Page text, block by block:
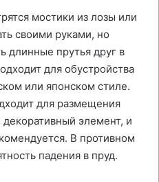
мостики из лозы или
своими руками, но
длинные прутья друг в
для обустройства
или японском стиле.
для размещения
элемент, и
В противном
падения в пруд.